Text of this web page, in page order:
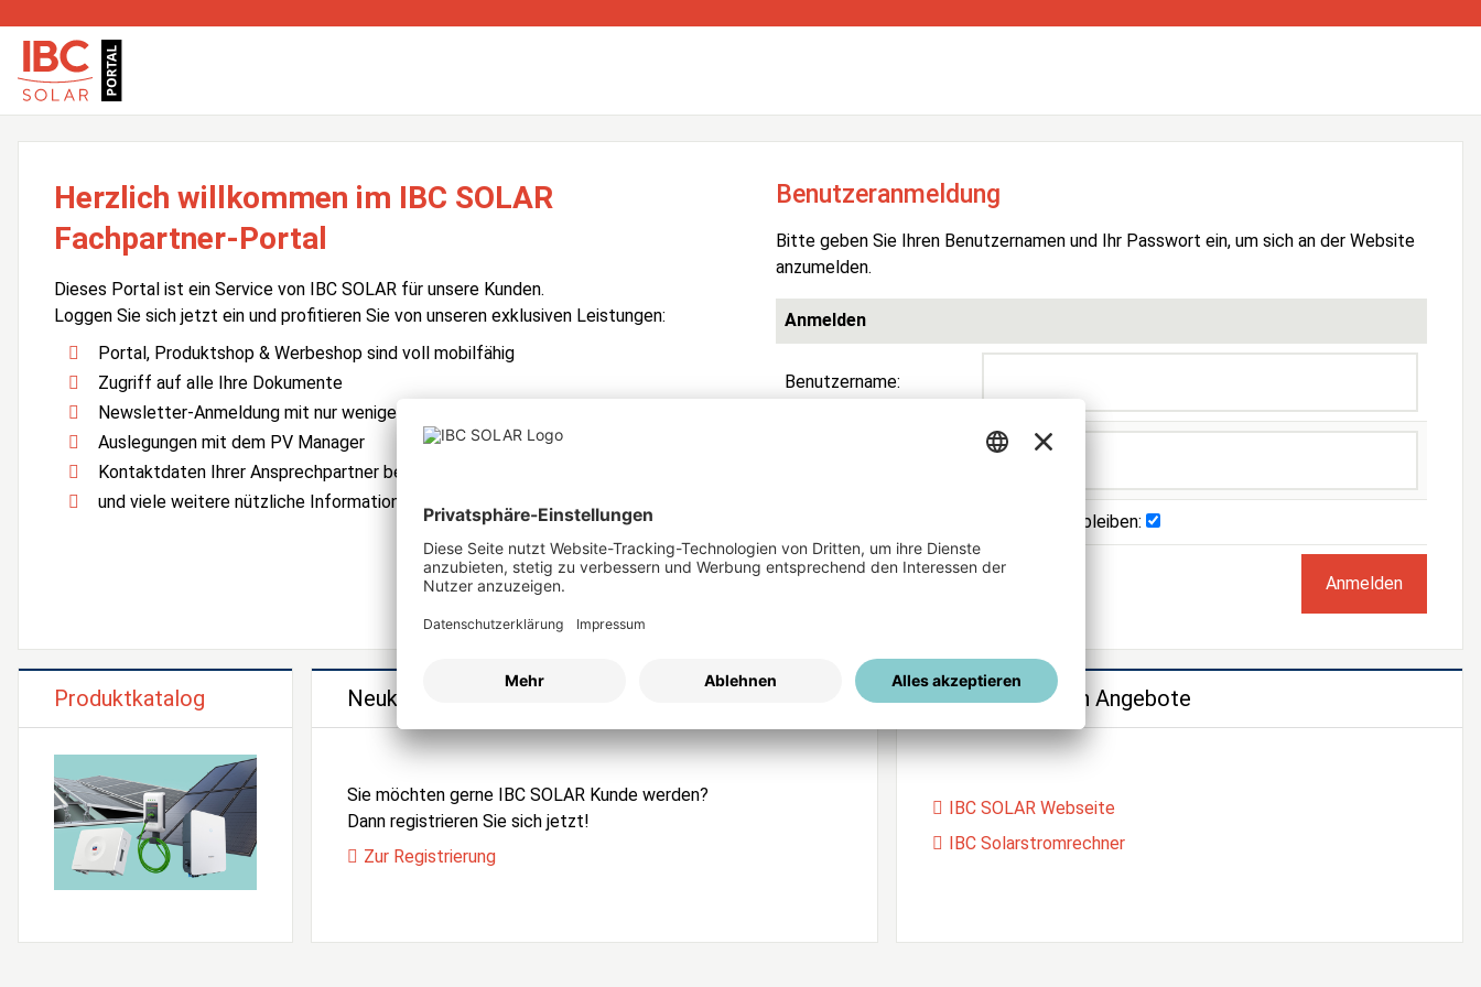
Herzlich willkommen im IBC SOLAR
Fachpartner-Portal
Dieses Portal ist ein Service von IBC SOLAR für unsere Kunden.
Loggen Sie sich jetzt ein und profitieren Sie von unseren exklusiven Leistungen:
Portal, Produktshop & Werbeshop sind voll mobilfähig
Zugriff auf alle Ihre Dokumente
Newsletter-Anmeldung mit nur wenigen Klicks
Auslegungen mit dem PV Manager
Kontaktdaten Ihrer Ansprechpartner bei IBC SOLAR
und viele weitere nützliche Informationen und Services
Benutzeranmeldung
Bitte geben Sie Ihren Benutzernamen und Ihr Passwort ein, um sich an der Website
anzumelden.
Anmelden
Benutzername:
Angemeldet bleiben:
Passwort vergessen?
Produktkatalog Neukunden Registrierung
Sie möchten gerne IBC SOLAR Kunde werden?
Dann registrieren Sie sich jetzt!
Zur Registrierung
Unsere weiteren Angebote
IBC SOLAR Webseite
IBC Solarstromrechner